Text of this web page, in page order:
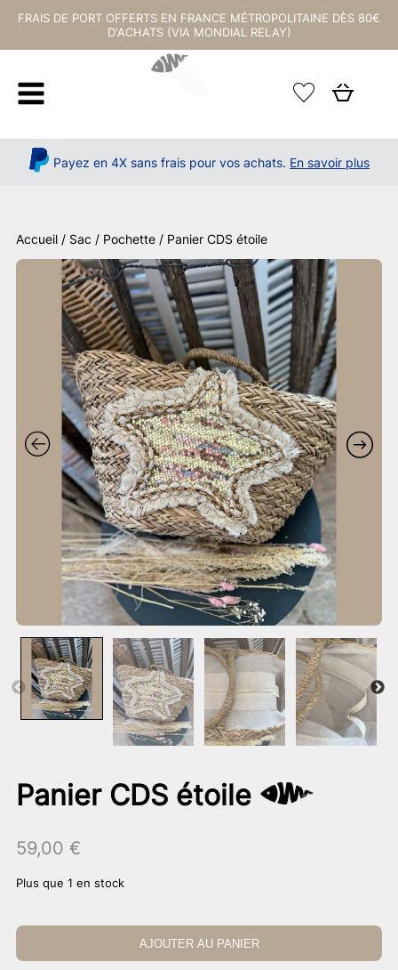
FRAIS DE PORT OFFERTS EN FRANCE MÉTROPOLITAINE DÈS 80€
D'ACHATS (VIA MONDIAL RELAY)
Payez en 4X sans frais pour vos achats. En savoir plus
Accueil / Sac / Pochette / Panier CDS étoile
Panier CDS étoile
59,00 €
Plus que 1 en stock
AJOUTER AU PANIER